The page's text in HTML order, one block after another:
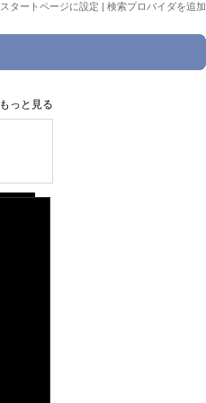
スタートページに設定 | 検索プロバイダを追加
もっと見る